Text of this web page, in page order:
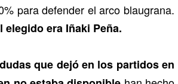
para defender el arco blaugrana.
elegido era Iñaki Peña.
que dejó en los partidos en